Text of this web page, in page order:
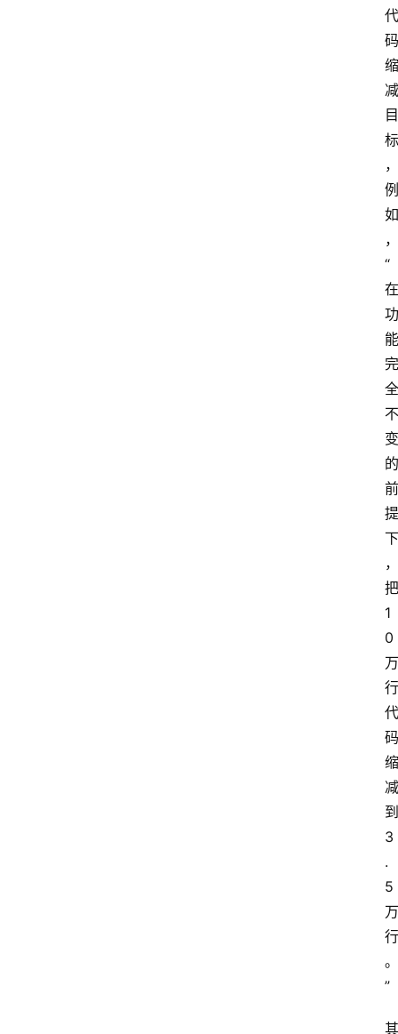
代
码
缩
减
目
标
，
例
如
，
“
在
功
能
完
全
不
变
的
前
提
下
，
把
1
0
万
行
代
码
缩
减
到
3
.
5
万
行
。
”
其